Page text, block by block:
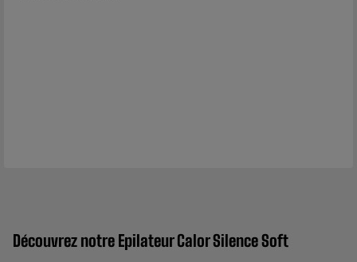
Découvrez notre Epilateur Calor Silence Soft